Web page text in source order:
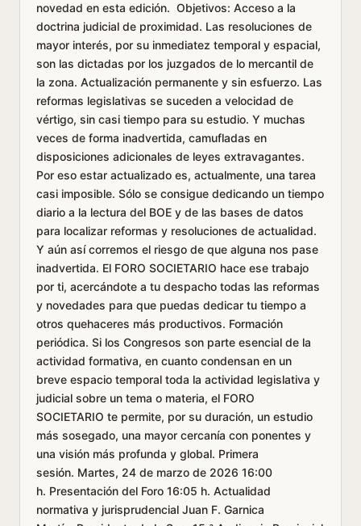
novedad en esta edición. Objetivos: Acceso a la
doctrina judicial de proximidad. Las resoluciones de
mayor interés, por su inmediatez temporal y espacial,
son las dictadas por los juzgados de lo mercantil de
la zona. Actualización permanente y sin esfuerzo. Las
reformas legislativas se suceden a velocidad de
vértigo, sin casi tiempo para su estudio. Y muchas
veces de forma inadvertida, camufladas en
disposiciones adicionales de leyes extravagantes.
Por eso estar actualizado es, actualmente, una tarea
casi imposible. Sólo se consigue dedicando un tiempo
diario a la lectura del BOE y de las bases de datos
para localizar reformas y resoluciones de actualidad.
Y aún así corremos el riesgo de que alguna nos pase
inadvertida. El FORO SOCIETARIO hace ese trabajo
por ti, acercándote a tu despacho todas las reformas
y novedades para que puedas dedicar tu tiempo a
otros quehaceres más productivos. Formación
periódica. Si los Congresos son parte esencial de la
actividad formativa, en cuanto condensan en un
breve espacio temporal toda la actividad legislativa y
judicial sobre un tema o materia, el FORO
SOCIETARIO te permite, por su duración, un estudio
más sosegado, una mayor cercanía con ponentes y
una visión más profunda y global. Primera
sesión. Martes, 24 de marzo de 2026 16:00
h. Presentación del Foro 16:05 h. Actualidad
normativa y jurisprudencial Juan F. Garnica